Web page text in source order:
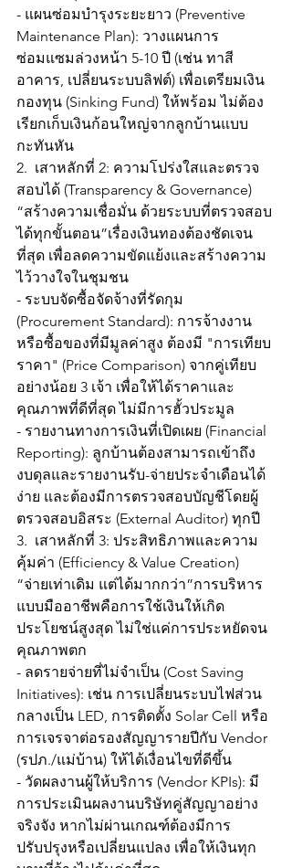
- แผนซ่อมบำรุงระยะยาว (Preventive
Maintenance Plan): วางแผนการ
ซ่อมแซมล่วงหน้า 5-10 ปี (เช่น ทาสี
อาคาร, เปลี่ยนระบบลิฟต์) เพื่อเตรียมเงิน
กองทุน (Sinking Fund) ให้พร้อม ไม่ต้อง
เรียกเก็บเงินก้อนใหญ่จากลูกบ้านแบบ
กะทันหัน
2.  เสาหลักที่ 2: ความโปร่งใสและตรวจ
สอบได้ (Transparency & Governance)
“สร้างความเชื่อมั่น ด้วยระบบที่ตรวจสอบ
ได้ทุกขั้นตอน”เรื่องเงินทองต้องชัดเจน
ที่สุด เพื่อลดความขัดแย้งและสร้างความ
ไว้วางใจในชุมชน
- ระบบจัดซื้อจัดจ้างที่รัดกุม
(Procurement Standard): การจ้างงาน
หรือซื้อของที่มีมูลค่าสูง ต้องมี "การเทียบ
ราคา" (Price Comparison) จากคู่เทียบ
อย่างน้อย 3 เจ้า เพื่อให้ได้ราคาและ
คุณภาพที่ดีที่สุด ไม่มีการฮั้วประมูล
- รายงานทางการเงินที่เปิดเผย (Financial
Reporting): ลูกบ้านต้องสามารถเข้าถึง
งบดุลและรายงานรับ-จ่ายประจำเดือนได้
ง่าย และต้องมีการตรวจสอบบัญชีโดยผู้
ตรวจสอบอิสระ (External Auditor) ทุกปี
3.  เสาหลักที่ 3: ประสิทธิภาพและความ
คุ้มค่า (Efficiency & Value Creation)
“จ่ายเท่าเดิม แต่ได้มากกว่า”การบริหาร
แบบมืออาชีพคือการใช้เงินให้เกิด
ประโยชน์สูงสุด ไม่ใช่แค่การประหยัดจน
คุณภาพตก
- ลดรายจ่ายที่ไม่จำเป็น (Cost Saving
Initiatives): เช่น การเปลี่ยนระบบไฟส่วน
กลางเป็น LED, การติดตั้ง Solar Cell หรือ
การเจรจาต่อรองสัญญารายปีกับ Vendor
(รปภ./แม่บ้าน) ให้ได้เงื่อนไขที่ดีขึ้น
- วัดผลงานผู้ให้บริการ (Vendor KPIs): มี
การประเมินผลงานบริษัทคู่สัญญาอย่าง
จริงจัง หากไม่ผ่านเกณฑ์ต้องมีการ
ปรับปรุงหรือเปลี่ยนแปลง เพื่อให้เงินทุก